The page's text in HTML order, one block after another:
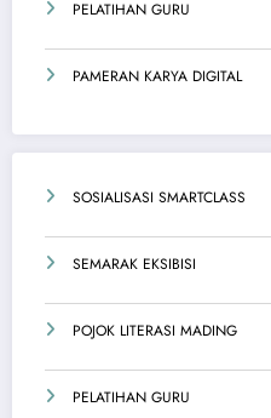
PELATIHAN GURU
PAMERAN KARYA DIGITAL
SOSIALISASI SMARTCLASS
SEMARAK EKSIBISI
POJOK LITERASI MADING
PELATIHAN GURU